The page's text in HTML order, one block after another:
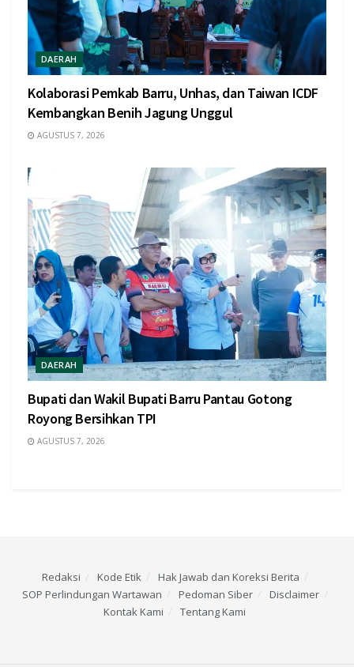
DAERAH
Kolaborasi Pemkab Barru, Unhas, dan Taiwan ICDF
Kembangkan Benih Jagung Unggul
AGUSTUS 7, 2026
DAERAH
Bupati dan Wakil Bupati Barru Pantau Gotong
Royong Bersihkan TPI
AGUSTUS 7, 2026
Redaksi Kode Etik
Hak Jawab dan Koreksi Berita
SOP Perlindungan Wartawan
Pedoman Siber
Disclaimer
Kontak Kami
Tentang Kami